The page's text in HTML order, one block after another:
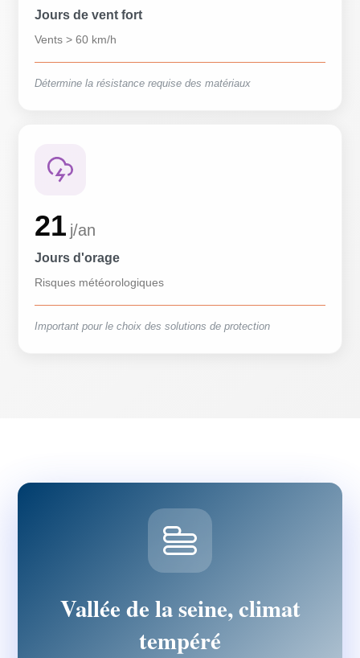
Jours de vent fort
Vents > 60 km/h
Détermine la résistance requise des matériaux
21 j/an
Jours d'orage
Risques météorologiques
Important pour le choix des solutions de protection
Vallée de la seine, climat
tempéré